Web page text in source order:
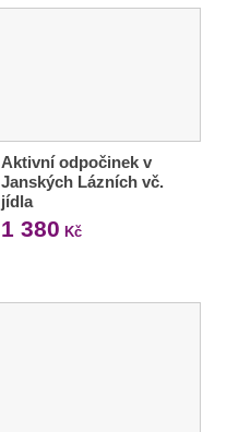
Aktivní odpočinek v
Janských Lázních vč.
jídla
1 380 Kč